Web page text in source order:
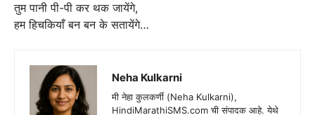
तुम पानी पी-पी कर थक जायेंगे,
हम हिचकियाँ बन बन के सतायेंगे…
Neha Kulkarni
मी नेहा कुलकर्णी (Neha Kulkarni),
HindiMarathiSMS.com ची संपादक आहे. येथे